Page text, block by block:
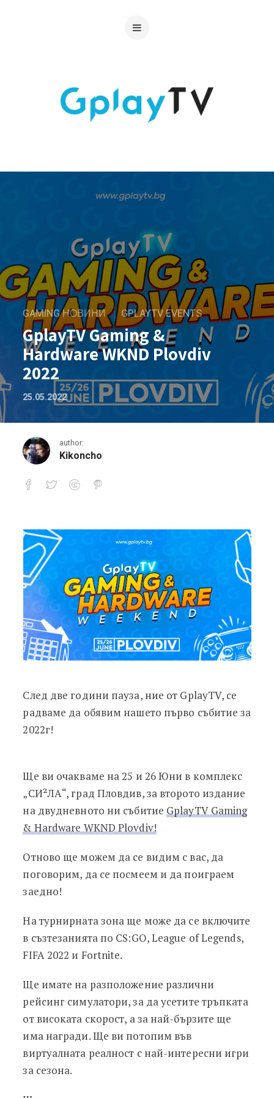
GAMING НОВИНИ GPLAYTV EVENTS
GplayTV Gaming &
Hardware WKND Plovdiv
2022
25.05.2022
author:
Kikoncho
GplayTV Gaming & Hardware WKND
След две години пауза, ние от GplayTV, се
радваме да обявим нашето първо събитие за
2022г!
Ще ви очакваме на 25 и 26 Юни в комплекс
„СИ²ЛА“, град Пловдив, за второто издание
на двудневното ни събитие GplayTV Gaming
& Hardware WKND Plovdiv!
Отново ще можем да се видим с вас, да
поговорим, да се посмеем и да поиграем
заедно!
На турнирната зона ще може да се включите
в съзтезанията по CS:GO, League of Legends,
FIFA 2022 и Fortnite.
Ще имате на разположение различни
рейсинг симулатори, за да усетите тръпката
от високата скорост, а за най-бързите ще
има награди. Ще ви потопим във
виртуалната реалност с най-интересни игри
за сезона.